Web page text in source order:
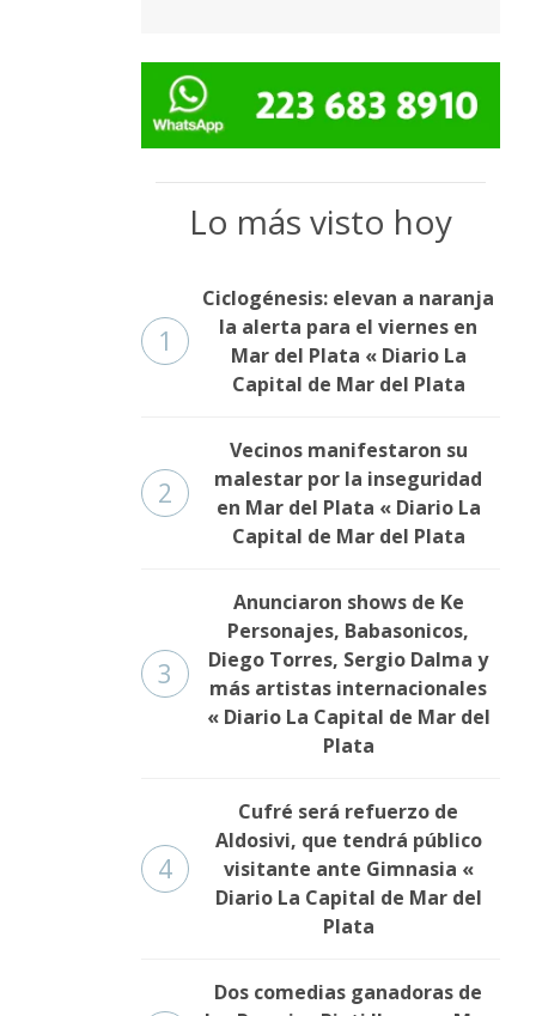
Lo más visto hoy
1
Ciclogénesis: elevan a naranja
la alerta para el viernes en
Mar del Plata « Diario La
Capital de Mar del Plata
2
Vecinos manifestaron su
malestar por la inseguridad
en Mar del Plata « Diario La
Capital de Mar del Plata
3
Anunciaron shows de Ke
Personajes, Babasonicos,
Diego Torres, Sergio Dalma y
más artistas internacionales
« Diario La Capital de Mar del
Plata
4
Cufré será refuerzo de
Aldosivi, que tendrá público
visitante ante Gimnasia «
Diario La Capital de Mar del
Plata
Dos comedias ganadoras de